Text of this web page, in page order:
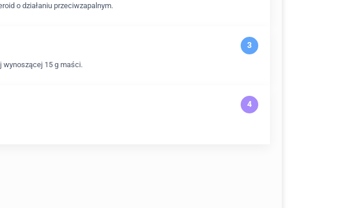
o działaniu przeciwzapalnym.
wynoszącej 15 g maści.